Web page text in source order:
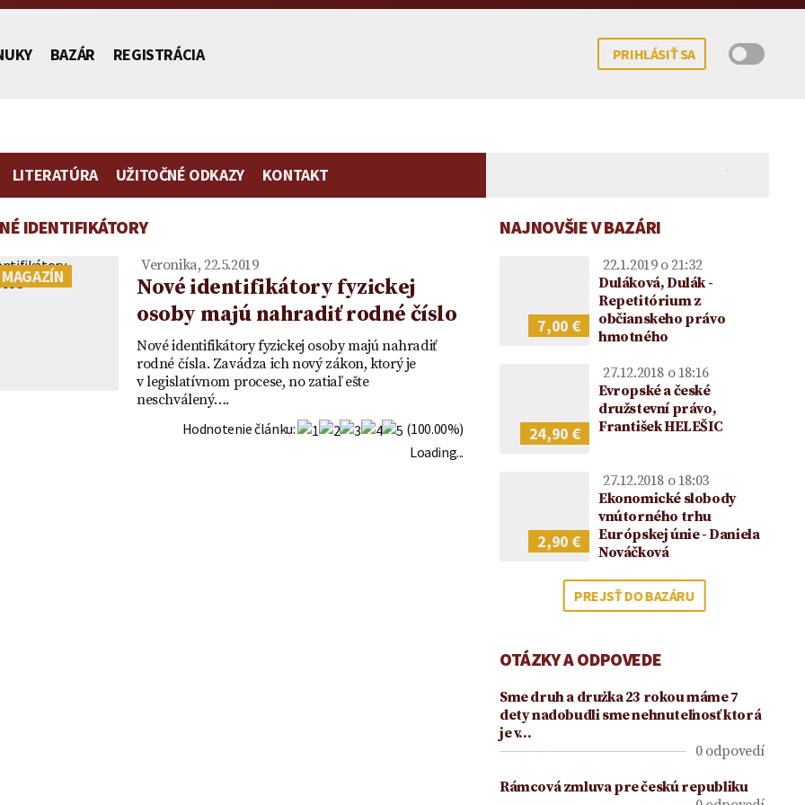
BAZÁR REGISTRÁCIA PRIHLÁSIŤ SA
Poplatok | Návrh na vklad |
Ako ušetriť na poplatku za
návrh na vklad
Vydedenie potomka – kedy
je to právne možné?
Koncesionárske poplatky |
Úhrady za služby verejnosti
poskytované RTVS | Novela
Zmluva o zriadení
predkupného práva ako
vecného práva a návrh na
vklad - VZOR
Vzor plnomocenstva na
zastupovanie vo vzťahu k
účtu v banke
Darovanie peňazí |
Darovacia zmluva VZOR
LITERATÚRA UŽITOČNÉ ODKAZY KONTAKT
IDENTIFIKÁTORY
Veronika, 22.5.2019
Nové identifikátory fyzickej
osoby majú nahradiť rodné číslo
Nové identifikátory fyzickej osoby majú nahradiť
rodné čísla. Zavádza ich nový zákon, ktorý je
v legislatívnom procese, no zatiaľ ešte
neschválený….
Hodnotenie článku:
(100.00%)
Loading...
NAJNOVŠIE V BAZÁRI
7,00 €
22.1.2019 o 21:32
Duláková, Dulák -
Repetitórium z
občianskeho právo
hmotného
24,90 €
27.12.2018 o 18:16
Evropské a české
družstevní právo,
František HELEŠIC
2,90 €
27.12.2018 o 18:03
Ekonomické slobody
vnútorného trhu
Európskej únie - Daniela
Nováčková
PREJSŤ DO BAZÁRU
OTÁZKY A ODPOVEDE
Sme druh a drużka 23 rokou máme 7
dety nadobudli sme nehnuteľnosť ktorá
je v…
0 odpovedí
Rámcová zmluva pre českú republiku